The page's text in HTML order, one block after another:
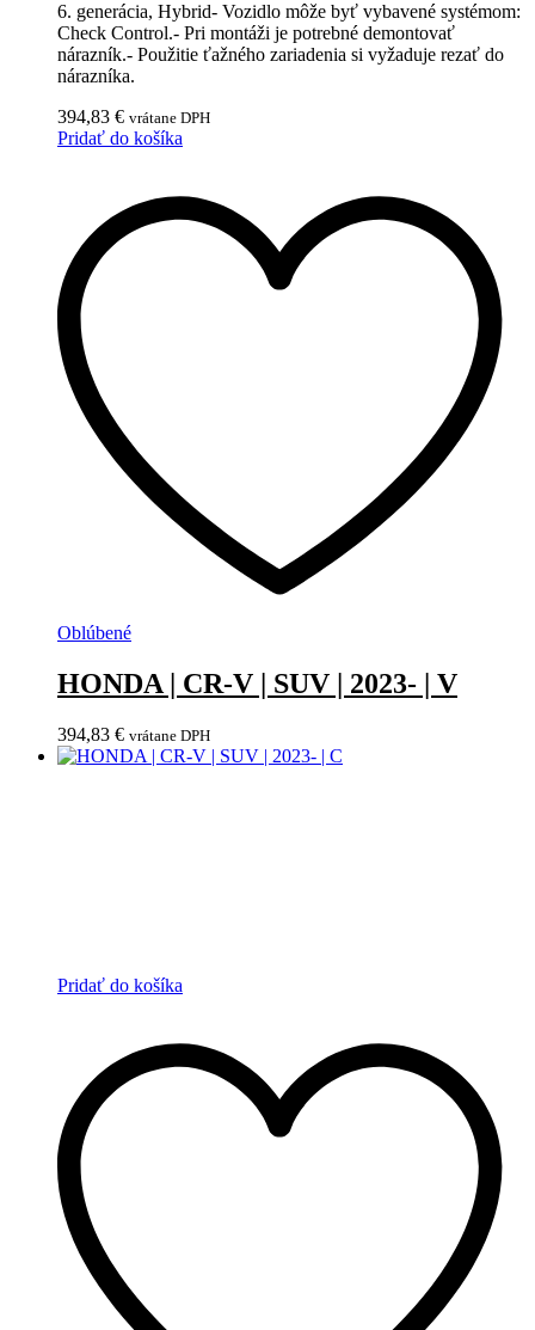
6. generácia, Hybrid- Vozidlo môže byť vybavené systémom:
Check Control.- Pri montáži je potrebné demontovať
nárazník.- Použitie ťažného zariadenia si vyžaduje rezať do
nárazníka.
394,83 € vrátane DPH
Pridať do košíka
Oblúbené
HONDA | CR-V | SUV | 2023- | V
394,83 € vrátane DPH
Pridať do košíka